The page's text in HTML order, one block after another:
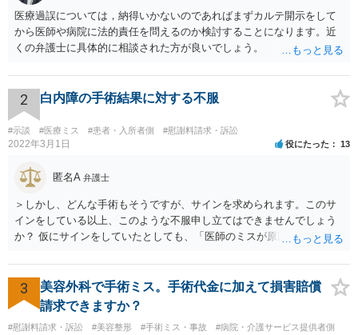
医療過誤については，納得いかないのであればまずカルテ開示をして
から医師や病院に法的責任を問えるのか検討することになります。近
くの弁護士に具体的に相談された方が良いでしょう。
2 白内障の手術結果に対する不服
#示談 #医療ミス #患者・入所者側 #慰謝料請求・訴訟
2022年3月1日 役にたった 13
匿名A 弁護士
＞しかし、どんな手術もそうですが、サインを求められます。このサ
インをしている以上、このような不服申し立てはできませんでしょう
か？ 仮にサインをしていたとしても、「医師のミスが原因で老眼がひ
眼が悪化することがあるにもかかわらず、全く説明されなかったよう
な場合」には、請求することは可能です。
3
美容外科で手術ミス。手術代金に加えて損害賠償
請求できますか？
#慰謝料請求・訴訟 #美容整形 #手術ミス・事故
#病院・介護サービス提供者側